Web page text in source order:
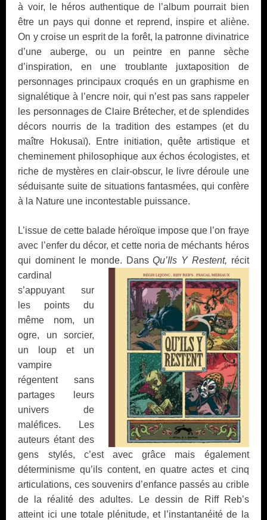
à voir, le héros authentique de l’album pourrait bien
être un pays qui donne et reprend, inspire et aliène.
On y croise un esprit de la forêt, la patronne divinatrice
d’une auberge, ou un peintre en panne sèche
d’inspiration, en une troublante juxtaposition de
personnages principaux croqués en un graphisme en
signalétique à l’encre noir, qui n’est pas sans rappeler
les personnages de Claire Brétecher, et de splendides
décors nourris de la tradition des estampes (et du
maître Hokusaï). Entre initiation, quête artistique et
cheminement philosophique aux échos écologistes, et
riche de mystères en clair-obscur, le livre déroule une
séduisante suite de situations fantasmées, qui confère
à la Nature une incontestable puissance.
L’issue de cette balade héroïque impose que l’on fraye
avec l’enfer du décor, et cette noria de méchants héros
qui dominent le monde. DansQu’Ils Y Restent, récit
cardinal
s’appuyant sur
les points du
même nom, un
ogre, un sorcier,
un loup et un
vampire
régentent sans
partages leurs
univers de
maléfices. Les
auteurs étant des
gens stylés, c’est avec grâce mais également
déterminisme qu’ils content, en quatre actes et cinq
articulations, ces souvenirs d’enfance passés au crible
de la réalité des adultes. Le dessin de Riff Reb’s
atteint ici une totale plénitude, et l’instantanéité de la